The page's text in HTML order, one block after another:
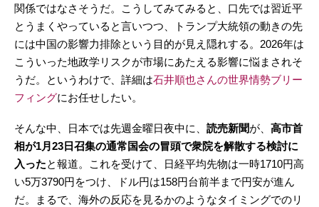
関係ではなさそうだ。こうしてみてみると、口先では習近平
とうまくやっていると言いつつ、トランプ大統領の動きの先
には中国の影響力排除という目的が見え隠れする。2026年は
こういった地政学リスクが市場にあたえる影響に悩まされそ
うだ。というわけで、詳細は石井順也さんの世界情勢ブリー
フィングにお任せしたい。
そんな中、日本では先週金曜日夜中に、 読売新聞が、 高市首
相が1月23日召集の通常国会の冒頭で衆院を解散する検討に
入ったと報道。これを受けて、日経平均先物は一時1710円高
い5万3790円をつけ、ドル円は158円台前半まで円安が進ん
だ。まるで、海外の反応を見るかのようなタイミングでのリ